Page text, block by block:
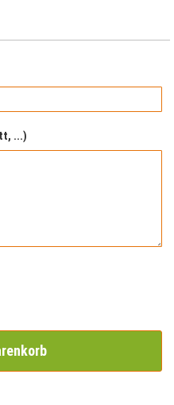
...)